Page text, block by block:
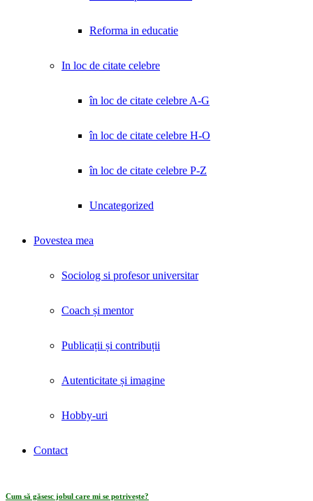
Reforma in educatie
In loc de citate celebre
în loc de citate celebre A-G
în loc de citate celebre H-O
în loc de citate celebre P-Z
Uncategorized
Povestea mea
Sociolog si profesor universitar
Coach și mentor
Publicații și contribuții
Autenticitate și imagine
Hobby-uri
Contact
Cum să găsesc jobul care mi se potrivește?